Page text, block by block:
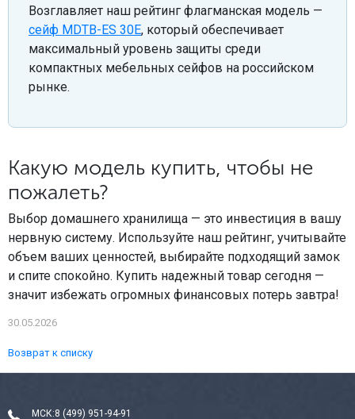
Возглавляет наш рейтинг флагманская модель —
сейф MDTB-ES 30E, который обеспечивает
максимальный уровень защиты среди
компактных мебельных сейфов на российском
рынке.
Какую модель купить, чтобы не
пожалеть?
Выбор домашнего хранилища — это инвестиция в вашу
нервную систему. Используйте наш рейтинг, учитывайте
объем ваших ценностей, выбирайте подходящий замок
и спите спокойно. Купить надежный товар сегодня —
значит избежать огромных финансовых потерь завтра!
30.05.2026
Возврат к списку
МСК:8 (499) 951-94-91